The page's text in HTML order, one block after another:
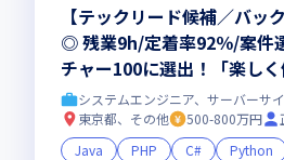
【テックリード候補／バッ
◎ 残業9h/定着率92％/案件
チャー100に選出！「楽し
抜く会社。仕事も、人生も
境へ！
システムエンジニア、サーバーサ
東京都、その他
500-800万円
Java
PHP C# Python